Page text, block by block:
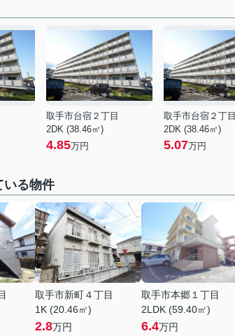
取手市台宿２丁目
2DK (38.46㎡)
4.85万円
取手市台宿２丁目
2DK (38.46㎡)
5.07万円
いる物件
取手市新町４丁目
1K (20.46㎡)
2.8万円
取手市本郷１丁目
2LDK (59.40㎡)
6.4万円